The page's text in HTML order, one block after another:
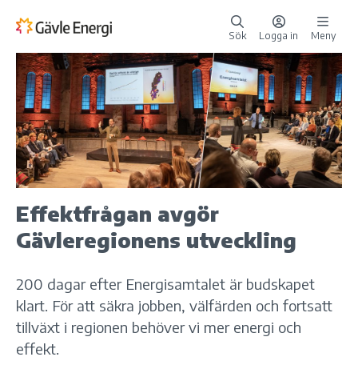
Sök Logga in Meny
Effektfrågan avgör
Gävleregionens utveckling
200 dagar efter Energisamtalet är budskapet
klart. För att säkra jobben, välfärden och fortsatt
tillväxt i regionen behöver vi mer energi och
effekt.